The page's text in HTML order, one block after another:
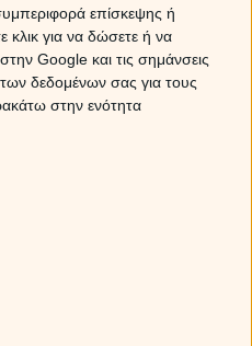
επίσκεψης ή
κλικ για να δώσετε ή να
Google και τις σημάνσεις
δεδομένων σας για τους
στην ενότητα